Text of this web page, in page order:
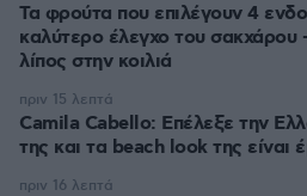
Τα φρούτα που επιλέγουν 4
καλύτερο έλεγχο του σακχάρου
λίπος στην κοιλιά
Camila Cabello: Επέλεξε την
της και τα beach look της είναι
πριν 15 λεπτά
πριν 16 λεπτά